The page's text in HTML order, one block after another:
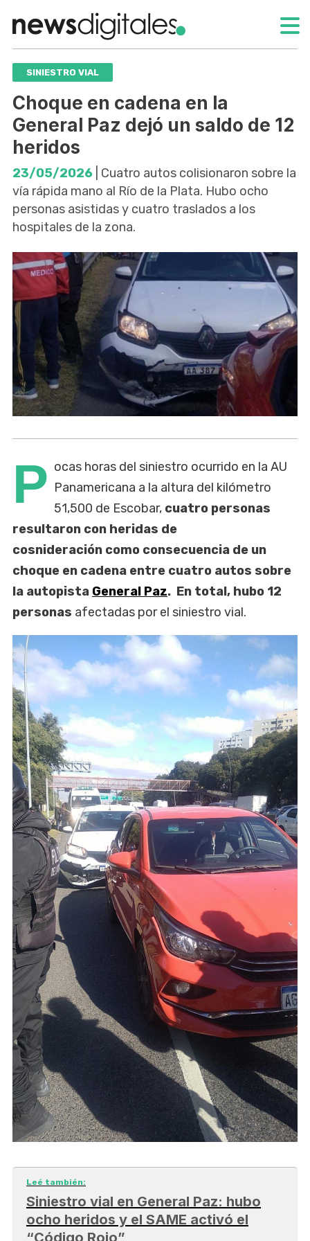
SINIESTRO VIAL
Choque en cadena en la
General Paz dejó un saldo de 12
heridos
23/05/2026 | Cuatro autos colisionaron sobre la
vía rápida mano al Río de la Plata. Hubo ocho
personas asistidas y cuatro traslados a los
hospitales de la zona.
P ocas horas del siniestro ocurrido en la AU
Panamericana a la altura del kilómetro
51,500 de Escobar, cuatro personas
resultaron con heridas de
cosnideración como consecuencia de un
choque en cadena entre cuatro autos sobre
la autopista General Paz. En total, hubo 12
personas afectadas por el siniestro vial.
Leé también:
Siniestro vial en General Paz: hubo
ocho heridos y el SAME activó el
“Código Rojo”